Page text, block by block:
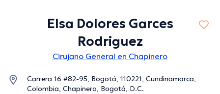
Elsa Dolores Garces
Rodriguez
Cirujano General en Chapinero
Carrera 16 #82-95, Bogotá, 110221, Cundinamarca,
Colombia, Chapinero, Bogotá, D.C.